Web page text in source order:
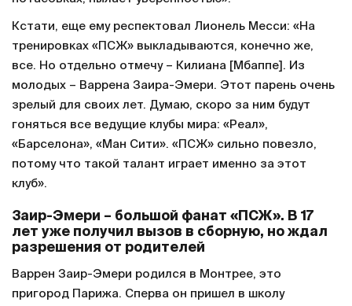
Кстати, еще ему респектовал Лионель Месси: «На
тренировках «ПСЖ» выкладываются, конечно же,
все. Но отдельно отмечу – Килиана [Мбаппе]. Из
молодых – Варрена Заира-Эмери. Этот парень очень
зрелый для своих лет. Думаю, скоро за ним будут
гоняться все ведущие клубы мира: «Реал»,
«Барселона», «Ман Сити». «ПСЖ» сильно повезло,
потому что такой талант играет именно за этот
клуб».
Заир-Эмери – большой фанат «ПСЖ». В 17
лет уже получил вызов в сборную, но ждал
разрешения от родителей
Варрен Заир-Эмери родился в Монтрее, это
пригород Парижа. Сперва он пришел в школу